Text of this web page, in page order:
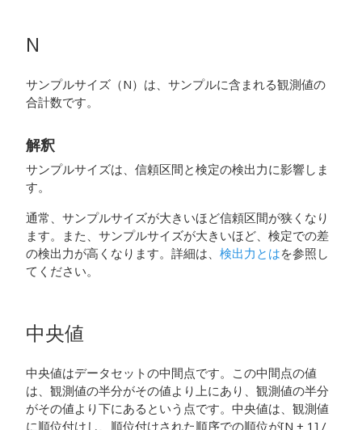
N
サンプルサイズ（N）は、サンプルに含まれる観測値の
合計数です。
解釈
サンプルサイズは、信頼区間と検定の検出力に影響しま
す。
通常、サンプルサイズが大きいほど信頼区間が狭くなり
ます。また、サンプルサイズが大きいほど、検定での差
の検出力が高くなります。詳細は、 検出力とはを参照し
てください。
中央値
中央値はデータセットの中間点です。この中間点の値
は、観測値の半分がその値より上にあり、観測値の半分
がその値より下にあるという点です。中央値は、観測値
に順位付けし、順位付けされた順序での順位が[N + 1] /